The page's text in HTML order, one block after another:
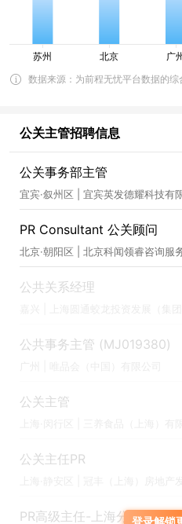
数据来源：为前程无忧平台数据的综
公关主管招聘信息
公关事务部主管
宜宾·叙州区 | 宜宾英发德耀科技有
PR Consultant 公关顾问
北京·朝阳区 | 北京科闻领睿咨询服
公共关系经理
公共事务主管 (MJ019380)
公关主管
公关主任PR
PR高级主任-上海分公司登录解锁